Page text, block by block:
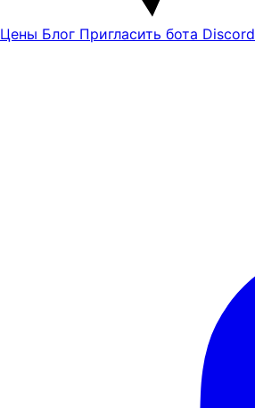
Цены Блог Пригласить бота Discord